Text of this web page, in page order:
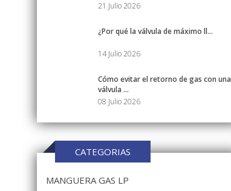
21 Julio 2026
¿Por qué la válvula de máximo ll...
14 Julio 2026
Cómo evitar el retorno de gas con una
válvula ...
08 Julio 2026
CATEGORIAS
MANGUERA GAS LP